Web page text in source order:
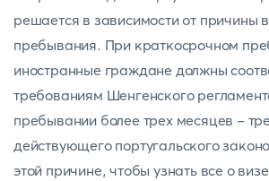
решается в зависимости от причины
пребывания. При краткосрочном
иностранные граждане должны
требованиям Шенгенского
пребывании более трех месяцев -
действующего португальского
этой причине, чтобы узнать все о